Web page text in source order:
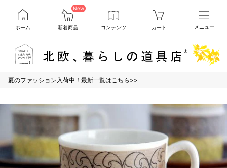
ホーム
New
新着商品 コンテンツ カート メニュー
夏のファッション入荷中！最新一覧はこちら>>